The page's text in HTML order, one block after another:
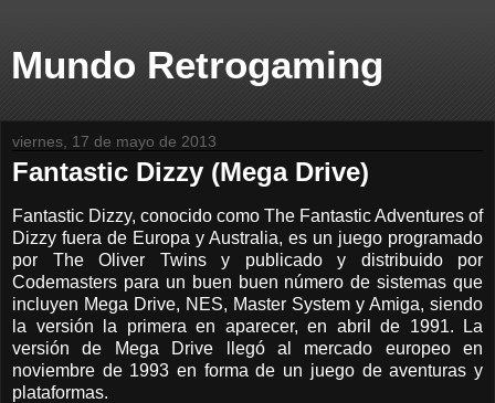
Mundo Retrogaming
viernes, 17 de mayo de 2013
Fantastic Dizzy (Mega Drive)
Fantastic Dizzy, conocido como The Fantastic Adventures of
Dizzy fuera de Europa y Australia, es un juego programado
por The Oliver Twins y publicado y distribuido por
Codemasters para un buen buen número de sistemas que
incluyen Mega Drive, NES, Master System y Amiga, siendo
la versión la primera en aparecer, en abril de 1991. La
versión de Mega Drive llegó al mercado europeo en
noviembre de 1993 en forma de un juego de aventuras y
plataformas.